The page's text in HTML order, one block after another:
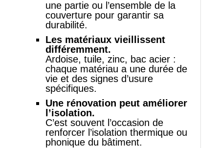
une partie ou l’ensemble de la
couverture pour garantir sa
durabilité.
Les matériaux vieillissent
différemment.
Ardoise, tuile, zinc, bac acier :
chaque matériau a une durée de
vie et des signes d’usure
spécifiques.
Une rénovation peut améliorer
l’isolation.
C’est souvent l’occasion de
renforcer l’isolation thermique ou
phonique du bâtiment.